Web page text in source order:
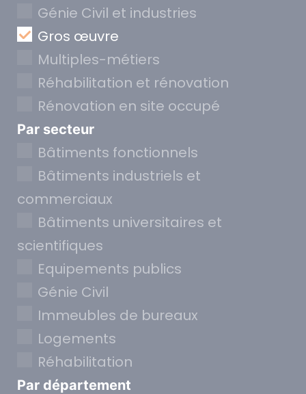
Génie Civil et industries
Gros œuvre
Multiples-métiers
Réhabilitation et rénovation
Rénovation en site occupé
Par secteur
Bâtiments fonctionnels
Bâtiments industriels et
commerciaux
Bâtiments universitaires et
scientifiques
Equipements publics
Génie Civil
Immeubles de bureaux
Logements
Réhabilitation
Par département